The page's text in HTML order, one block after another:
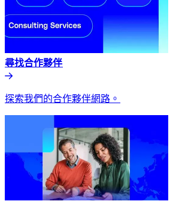
尋找合作夥伴​​
探索我們的合作夥伴網路。​​